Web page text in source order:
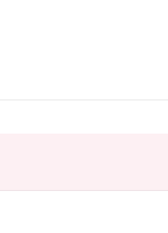
MA DEMANDE ✨